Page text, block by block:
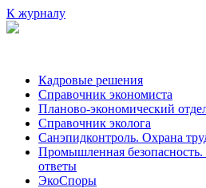
К журналу
Кадровые решения
Справочник экономиста
Планово-экономический
Справочник эколога
Санэпидконтроль. Охрана
Промышленная
ответы
ЭкоСпоры